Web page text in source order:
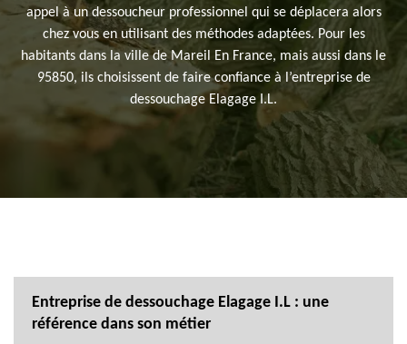
appel à un dessoucheur professionnel qui se déplacera alors
chez vous en utilisant des méthodes adaptées. Pour les
habitants dans la ville de Mareil En France, mais aussi dans le
95850, ils choisissent de faire confiance à l’entreprise de
dessouchage Elagage I.L.
Entreprise de dessouchage Elagage I.L : une
référence dans son métier